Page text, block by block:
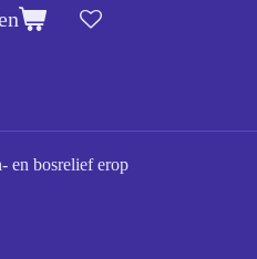
en bosrelief erop